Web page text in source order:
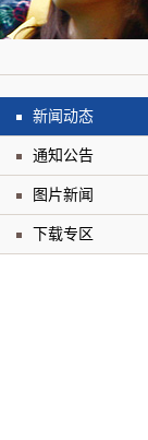
新闻动态
通知公告
图片新闻
下载专区